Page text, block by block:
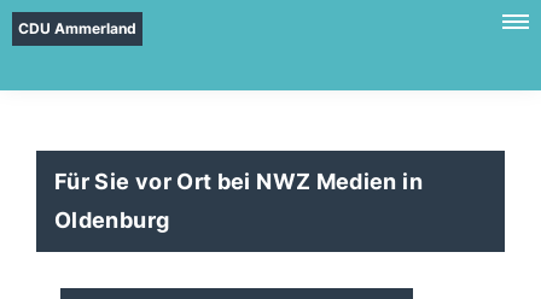
CDU Ammerland
Für Sie vor Ort bei NWZ Medien in
Oldenburg